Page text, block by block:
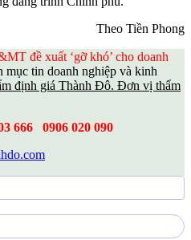
Theo Tiền Phong
đề xuất ‘gỡ khó’ cho doanh
mục tin doanh nghiệp và kinh
định giá Thành Đô. Đơn vị thẩm
666
0906 020 090